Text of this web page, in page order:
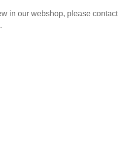
in our webshop, please contact
.